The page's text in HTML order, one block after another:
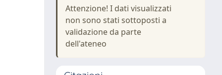
Attenzione! I dati visualizzati
non sono stati sottoposti a
validazione da parte
dell'ateneo